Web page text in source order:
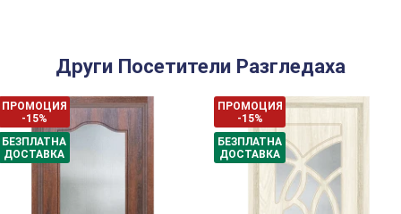
Други Посетители Разгледаха
ПРОМОЦИЯ
-15%
БЕЗПЛАТНА
ДОСТАВКА
ПРОМОЦИЯ
-15%
БЕЗПЛАТНА
ДОСТАВКА